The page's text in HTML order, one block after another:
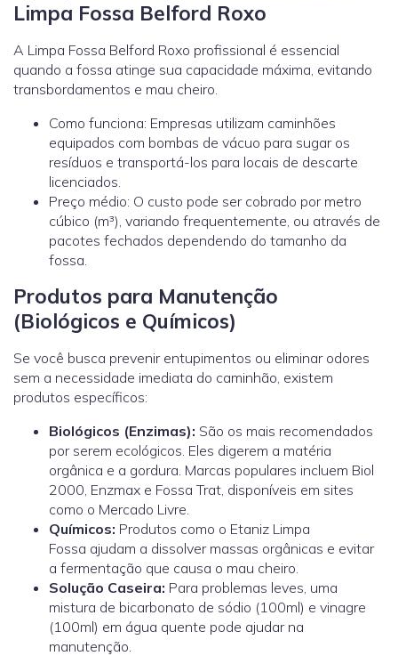
Limpa Fossa Belford Roxo
A Limpa Fossa Belford Roxo profissional é essencial
quando a fossa atinge sua capacidade máxima, evitando
transbordamentos e mau cheiro.
Como funciona: Empresas utilizam caminhões
equipados com bombas de vácuo para sugar os
resíduos e transportá-los para locais de descarte
licenciados.
Preço médio: O custo pode ser cobrado por metro
cúbico (m³), variando frequentemente, ou através de
pacotes fechados dependendo do tamanho da
fossa.
Produtos para Manutenção
(Biológicos e Químicos)
Se você busca prevenir entupimentos ou eliminar odores
sem a necessidade imediata do caminhão, existem
produtos específicos:
Biológicos (Enzimas): São os mais recomendados
por serem ecológicos. Eles digerem a matéria
orgânica e a gordura. Marcas populares incluem Biol
2000, Enzmax e Fossa Trat, disponíveis em sites
como o Mercado Livre.
Químicos: Produtos como o Etaniz Limpa
Fossa ajudam a dissolver massas orgânicas e evitar
a fermentação que causa o mau cheiro.
Solução Caseira: Para problemas leves, uma
mistura de bicarbonato de sódio (100ml) e vinagre
(100ml) em água quente pode ajudar na
manutenção.